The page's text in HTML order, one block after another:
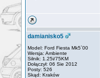
damianisko5
Model: Ford Fiesta Mk5`00
Wersja: Ambiente
Silnik: 1.25i/75KM
Dołączył: 06 Sie 2012
Posty: 526
Skąd: Kraków